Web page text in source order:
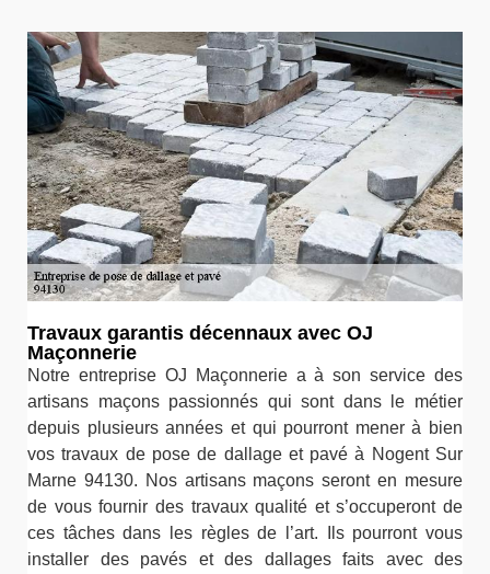
Travaux garantis décennaux avec OJ
Maçonnerie
Notre entreprise OJ Maçonnerie a à son service des
artisans maçons passionnés qui sont dans le métier
depuis plusieurs années et qui pourront mener à bien
vos travaux de pose de dallage et pavé à Nogent Sur
Marne 94130. Nos artisans maçons seront en mesure
de vous fournir des travaux qualité et s’occuperont de
ces tâches dans les règles de l’art. Ils pourront vous
installer des pavés et des dallages faits avec des